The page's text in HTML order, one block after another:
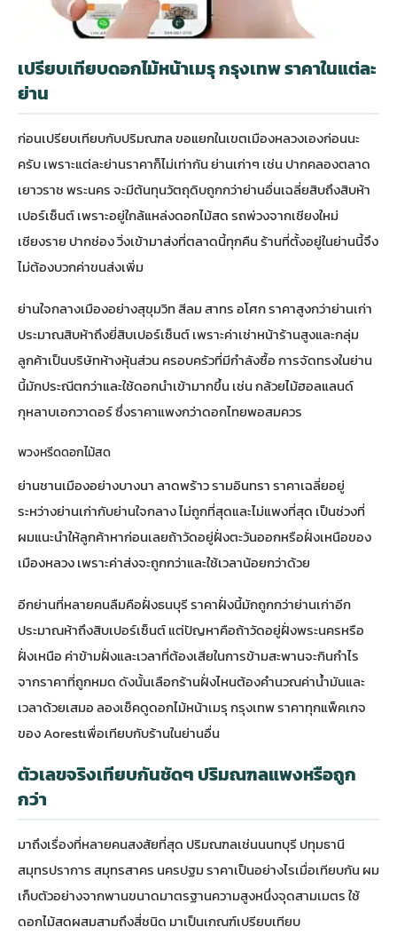
เปรียบเทียบดอกไม้หน้าเมรุ กรุงเทพ ราคาในแต่ละ
ย่าน
ก่อนเปรียบเทียบกับปริมณฑล ขอแยกในเขตเมืองหลวงเองก่อนนะ
ครับ เพราะแต่ละย่านราคาก็ไม่เท่ากัน ย่านเก่าๆ เช่น ปากคลองตลาด
เยาวราช พระนคร จะมีต้นทุนวัตถุดิบถูกกว่าย่านอื่นเฉลี่ยสิบถึงสิบห้า
เปอร์เซ็นต์ เพราะอยู่ใกล้แหล่งดอกไม้สด รถพ่วงจากเชียงใหม่
เชียงราย ปากช่อง วิ่งเข้ามาส่งที่ตลาดนี้ทุกคืน ร้านที่ตั้งอยู่ในย่านนี้จึง
ไม่ต้องบวกค่าขนส่งเพิ่ม
ย่านใจกลางเมืองอย่างสุขุมวิท สีลม สาทร อโศก ราคาสูงกว่าย่านเก่า
ประมาณสิบห้าถึงยี่สิบเปอร์เซ็นต์ เพราะค่าเช่าหน้าร้านสูงและกลุ่ม
ลูกค้าเป็นบริษัทห้างหุ้นส่วน ครอบครัวที่มีกำลังซื้อ การจัดทรงในย่าน
นี้มักประณีตกว่าและใช้ดอกนำเข้ามากขึ้น เช่น กล้วยไม้ฮอลแลนด์
กุหลาบเอกวาดอร์ ซึ่งราคาแพงกว่าดอกไทยพอสมควร
พวงหรีดดอกไม้สด
ย่านชานเมืองอย่างบางนา ลาดพร้าว รามอินทรา ราคาเฉลี่ยอยู่
ระหว่างย่านเก่ากับย่านใจกลาง ไม่ถูกที่สุดและไม่แพงที่สุด เป็นช่วงที่
ผมแนะนำให้ลูกค้าหาก่อนเลยถ้าวัดอยู่ฝั่งตะวันออกหรือฝั่งเหนือของ
เมืองหลวง เพราะค่าส่งจะถูกกว่าและใช้เวลาน้อยกว่าด้วย
อีกย่านที่หลายคนลืมคือฝั่งธนบุรี ราคาฝั่งนี้มักถูกกว่าย่านเก่าอีก
ประมาณห้าถึงสิบเปอร์เซ็นต์ แต่ปัญหาคือถ้าวัดอยู่ฝั่งพระนครหรือ
ฝั่งเหนือ ค่าข้ามฝั่งและเวลาที่ต้องเสียในการข้ามสะพานจะกินกำไร
จากราคาที่ถูกหมด ดังนั้นเลือกร้านฝั่งไหนต้องคำนวณค่าน้ำมันและ
เวลาด้วยเสมอ ลองเช็คดูดอกไม้หน้าเมรุ กรุงเทพ ราคาทุกแพ็คเกจ
ของ Aorestเพื่อเทียบกับร้านในย่านอื่น
ตัวเลขจริงเทียบกันชัดๆ ปริมณฑลแพงหรือถูก
กว่า
มาถึงเรื่องที่หลายคนสงสัยที่สุด ปริมณฑลเช่นนนทบุรี ปทุมธานี
สมุทรปราการ สมุทรสาคร นครปฐม ราคาเป็นอย่างไรเมื่อเทียบกัน ผม
เก็บตัวอย่างจากพานขนาดมาตรฐานความสูงหนึ่งจุดสามเมตร ใช้
ดอกไม้สดผสมสามถึงสี่ชนิด มาเป็นเกณฑ์เปรียบเทียบ